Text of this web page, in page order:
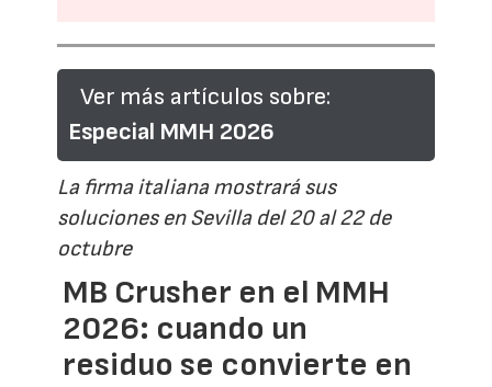
Ver más artículos sobre:
Especial MMH 2026
La firma italiana mostrará sus
soluciones en Sevilla del 20 al 22 de
octubre
MB Crusher en el MMH
2026: cuando un
residuo se convierte en